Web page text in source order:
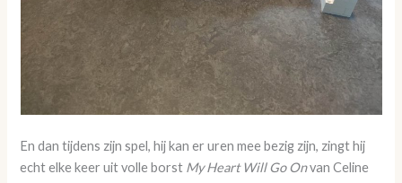
En dan tijdens zijn spel, hij kan er uren mee bezig zijn, zingt hij
echt elke keer uit volle borst My Heart Will Go Onvan Celine